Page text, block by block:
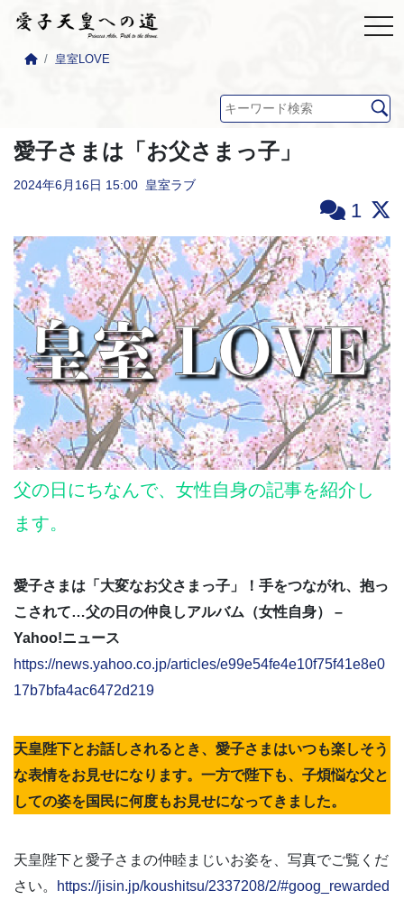
皇室LOVE
愛子さまは「お父さまっ子」
2024年6月16日 15:00 皇室ラブ
1
父の日にちなんで、女性自身の記事を紹介し
ます。
愛子さまは「大変なお父さまっ子」！手をつながれ、抱っ
こされて…父の日の仲良しアルバム（女性自身） –
Yahoo!ニュース
https://news.yahoo.co.jp/articles/e99e54fe4e10f75f41e8e0
17b7bfa4ac6472d219
天皇陛下とお話しされるとき、愛子さまはいつも楽しそう
な表情をお見せになります。一方で陛下も、子煩悩な父と
しての姿を国民に何度もお見せになってきました。
天皇陛下と愛子さまの仲睦まじいお姿を、写真でご覧くだ
さい。
https://jisin.jp/koushitsu/2337208/2/#goog_rewarded